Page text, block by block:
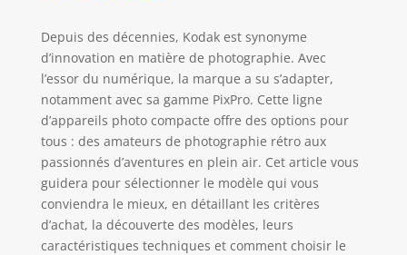
Depuis des décennies, Kodak est synonyme
d’innovation en matière de photographie. Avec
l’essor du numérique, la marque a su s’adapter,
notamment avec sa gamme PixPro. Cette ligne
d’appareils photo compacte offre des options pour
tous : des amateurs de photographie rétro aux
passionnés d’aventures en plein air. Cet article vous
guidera pour sélectionner le modèle qui vous
conviendra le mieux, en détaillant les critères
d’achat, la découverte des modèles, leurs
caractéristiques techniques et comment choisir le